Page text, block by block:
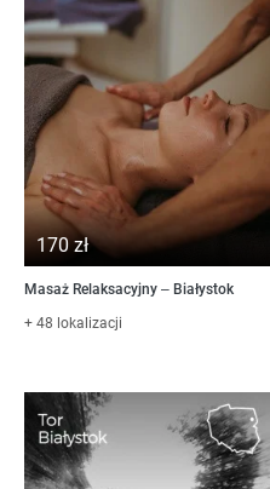
170 zł
Masaż Relaksacyjny – Białystok
+ 48 lokalizacji